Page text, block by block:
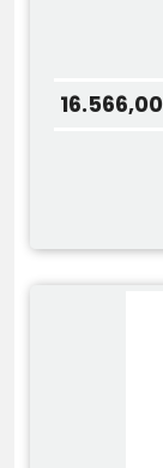
16.566,00